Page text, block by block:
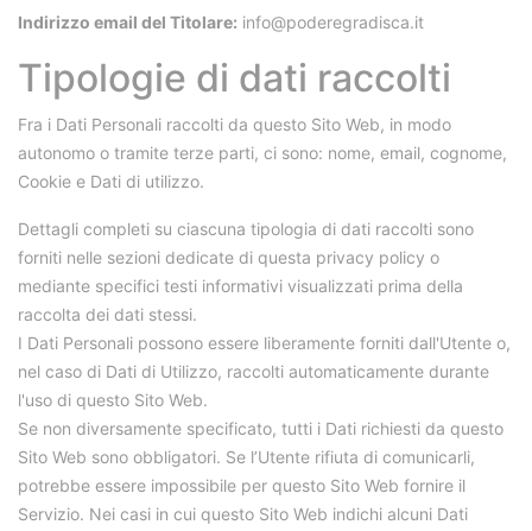
Indirizzo email del Titolare: info@poderegradisca.it
Tipologie di dati raccolti
Fra i Dati Personali raccolti da questo Sito Web, in modo
autonomo o tramite terze parti, ci sono: nome, email, cognome,
Cookie e Dati di utilizzo.
Dettagli completi su ciascuna tipologia di dati raccolti sono
forniti nelle sezioni dedicate di questa privacy policy o
mediante specifici testi informativi visualizzati prima della
raccolta dei dati stessi.
I Dati Personali possono essere liberamente forniti dall'Utente o,
nel caso di Dati di Utilizzo, raccolti automaticamente durante
l'uso di questo Sito Web.
Se non diversamente specificato, tutti i Dati richiesti da questo
Sito Web sono obbligatori. Se l’Utente rifiuta di comunicarli,
potrebbe essere impossibile per questo Sito Web fornire il
Servizio. Nei casi in cui questo Sito Web indichi alcuni Dati